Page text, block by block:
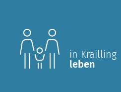
in Krailling
leben